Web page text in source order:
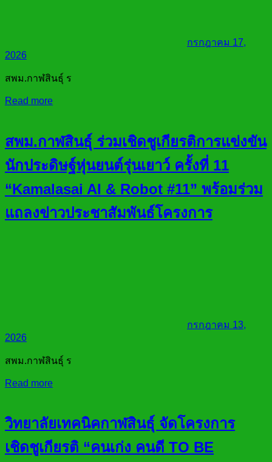
กรกฎาคม 17,
2026
สพม.กาฬสินธุ์ ร
Read more
สพม.กาฬสินธุ์ ร่วมเชิดชูเกียรติการแข่งขัน
นักประดิษฐ์หุ่นยนต์รุ่นเยาว์ ครั้งที่ 11
“Kamalasai AI & Robot #11” พร้อมร่วม
แถลงข่าวประชาสัมพันธ์โครงการ
กรกฎาคม 13,
2026
สพม.กาฬสินธุ์ ร
Read more
วิทยาลัยเทคนิคกาฬสินธุ์ จัดโครงการ
เชิดชูเกียรติ “คนเก่ง คนดี TO BE